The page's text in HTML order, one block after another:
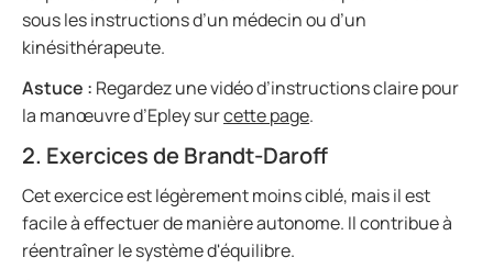
sous les instructions d’un médecin ou d’un
kinésithérapeute.
Astuce : Regardez une vidéo d’instructions claire pour
la manœuvre d’Epley surcette page.
2. Exercices de Brandt-Daroff
Cet exercice est légèrement moins ciblé, mais il est
facile à effectuer de manière autonome. Il contribue à
réentraîner le système d'équilibre.